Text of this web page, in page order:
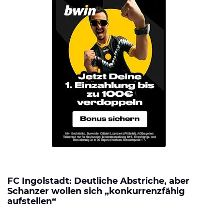
FC Ingolstadt: Deutliche Abstriche, aber
Schanzer wollen sich „konkurrenzfähig
aufstellen“